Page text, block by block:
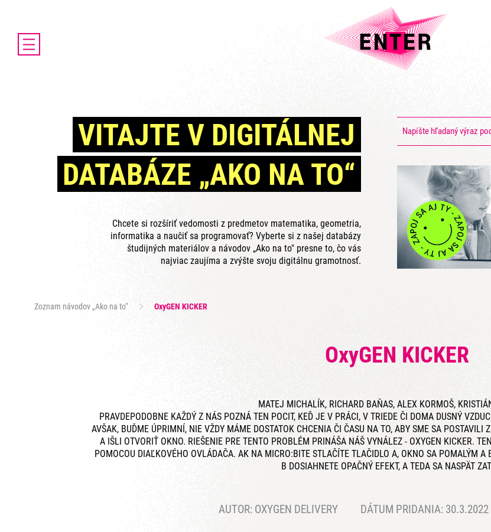
ENTER PROGRAMIÁDA
VIDEOKURZY
VIDEÁ YOUTUBEROV
VAŠE NÁPADY
VITAJTE V DIGITÁLNEJ
DATABÁZE „AKO NA TO“
Chcete si rozšíriť vedomosti z predmetov matematika, geometria,
informatika a naučiť sa programovať? Vyberte si z našej databázy
študijných materiálov a návodov „Ako na to" presne to, čo vás
najviac zaujíma a zvýšte svoju digitálnu gramotnosť.
Zoznam návodov „Ako na to“ OxyGEN KICKER
OxyGEN KICKER
MATEJ MICHALÍK, RICHARD BAŇAS, ALEX KORMOŠ,
PRAVDEPODOBNE KAŽDÝ Z NÁS POZNÁ TEN POCIT, KEĎ JE V PRÁCI, V TRIEDE ČI DOMA DUSNÝ
AVŠAK, BUĎME ÚPRIMNÍ, NIE VŽDY MÁME DOSTATOK CHCENIA ČI ČASU NA TO, ABY SME SA POSTAVILI
A IŠLI OTVORIŤ OKNO. RIEŠENIE PRE TENTO PROBLÉM PRINÁŠA NÁŠ VYNÁLEZ - OXYGEN KICKER.
POMOCOU DIAĽKOVÉHO OVLÁDAČA. AK NA MICRO:BITE STLAČÍTE TLAČIDLO A, OKNO SA POMALÝM
B DOSIAHNETE OPAČNÝ EFEKT, A TEDA SA NASPÄT
AUTOR: OXYGEN DELIVERY DÁTUM PRIDANIA: 30.3.2022